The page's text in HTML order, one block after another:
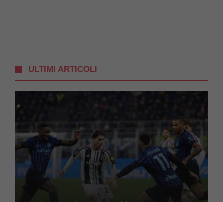
ULTIMI ARTICOLI